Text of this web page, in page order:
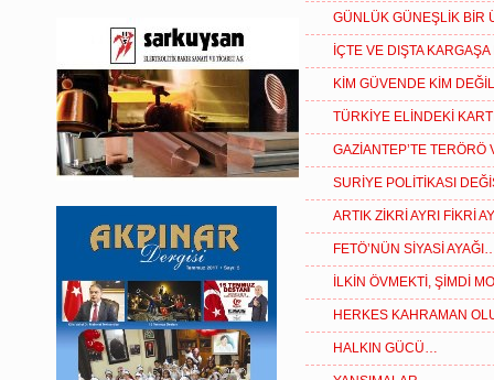
GÜNLÜK GÜNEŞLİK BİR
İÇTE VE DIŞTA
KİM GÜVENDE KİM
TÜRKİYE ELİNDEKİ
GAZİANTEP’TE
SURİYE POLİTİKASI
ARTIK ZİKRİ AYRI FİKRİ
FETÖ’NÜN SİYASİ
İLKİN ÖVMEKTİ, ŞİMDİ
HERKES KAHRAMAN
HALKIN GÜCÜ…